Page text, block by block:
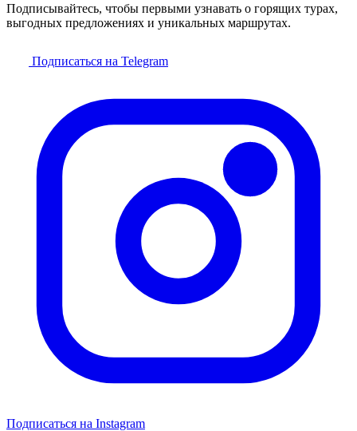
Подписывайтесь, чтобы первыми узнавать о горящих турах,
выгодных предложениях и уникальных маршрутах.
Подписаться на Telegram
Подписаться на Instagram